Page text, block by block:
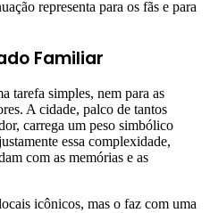
representa para os fãs e para
Familiar
tarefa simples, nem para as
A cidade, palco de tantos
carrega um peso simbólico
essa complexidade,
com as memórias e as
icônicos, mas o faz com uma